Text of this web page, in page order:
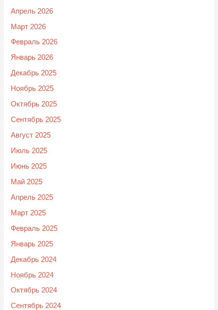
Апрель 2026
Март 2026
Февраль 2026
Январь 2026
Декабрь 2025
Ноябрь 2025
Октябрь 2025
Сентябрь 2025
Август 2025
Июль 2025
Июнь 2025
Май 2025
Апрель 2025
Март 2025
Февраль 2025
Январь 2025
Декабрь 2024
Ноябрь 2024
Октябрь 2024
Сентябрь 2024